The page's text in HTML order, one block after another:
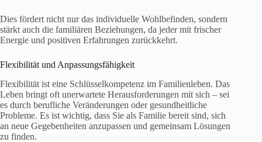
Dies fördert nicht nur das individuelle Wohlbefinden, sondern
stärkt auch die familiären Beziehungen, da jeder mit frischer
Energie und positiven Erfahrungen zurückkehrt.
Flexibilität und Anpassungsfähigkeit
Flexibilität ist eine Schlüsselkompetenz im Familienleben. Das
Leben bringt oft unerwartete Herausforderungen mit sich – sei
es durch berufliche Veränderungen oder gesundheitliche
Probleme. Es ist wichtig, dass Sie als Familie bereit sind, sich
an neue Gegebenheiten anzupassen und gemeinsam Lösungen
zu finden.